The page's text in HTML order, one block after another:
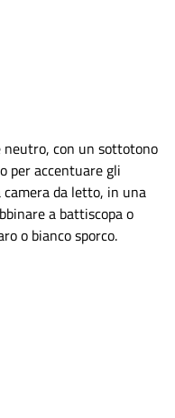
neutro, con un sottotono
per accentuare gli
da letto, in una
a battiscopa o
o bianco sporco.